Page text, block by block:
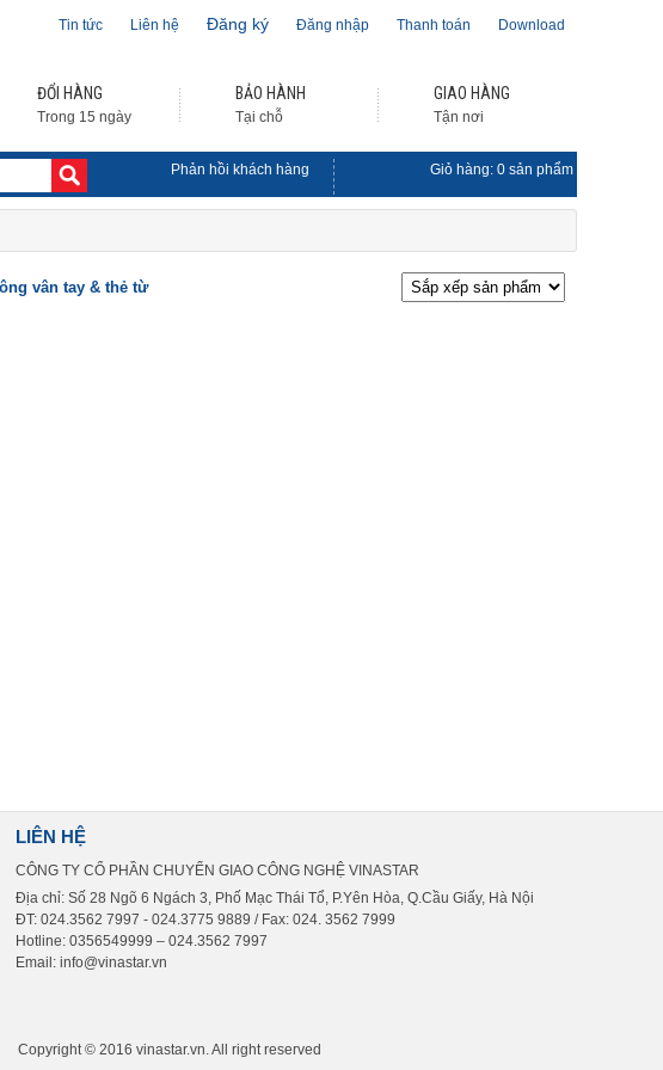
Tin tức Liên hệ Đăng ký Đăng nhập Thanh toán Download
ĐỔI HÀNG
Trong 15 ngày
BẢO HÀNH
Tại chỗ
GIAO HÀNG
Tận nơi
Phản hồi khách hàng Giỏ hàng: 0 sản phẩm
vân tay & thẻ từ
LIÊN HỆ
CÔNG TY CỔ PHẦN CHUYỂN GIAO CÔNG NGHỆ VINASTAR
Địa chỉ: Số 28 Ngõ 6 Ngách 3, Phố Mạc Thái Tổ, P.Yên Hòa, Q.Cầu Giấy, Hà Nội
ĐT: 024.3562 7997 - 024.3775 9889 / Fax: 024. 3562 7999
Hotline: 0356549999 – 024.3562 7997
Email: info@vinastar.vn
Copyright © 2016 vinastar.vn. All right reserved